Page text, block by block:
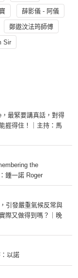
薛影儀 - 阿儀
鄭遨汶法筠師傅
Sir
，最緊要講真話，對得
捱得住！｜主持：馬
the
鍾一諾 Roger
引發嚴重氣候反常與
際又做得到嗎？｜晚
以諾